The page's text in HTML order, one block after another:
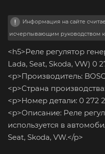
Информация на сайте
исчерпывающим руководством к
<h5>Реле регулятор
Lada, Seat, Skoda, VW) 0
<p>Производитель:
<p>Страна
<p>Номер детали: 0 272
<p>Описание: Реле
используется в
Seat, Skoda, VW.</p>